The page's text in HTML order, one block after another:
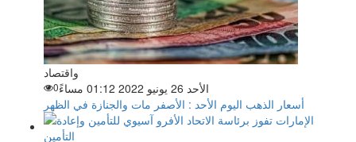
واقتصاد
الأحد 26 يونيو 2022 01:12 مساءً
0
أسعار الذهب اليوم الأحد : الأصفر مات والجنازة في الظهر